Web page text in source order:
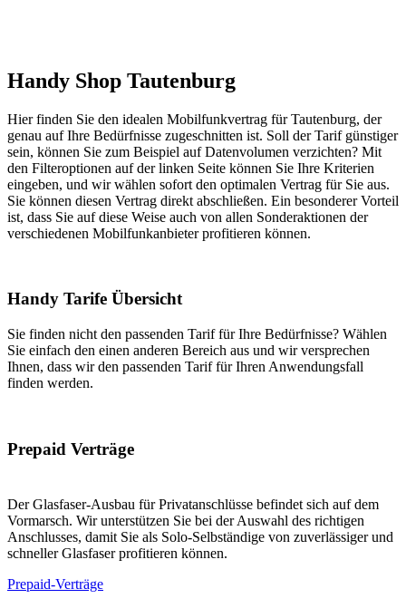
Handy Shop Tautenburg
Hier finden Sie den idealen Mobilfunkvertrag für Tautenburg, der
genau auf Ihre Bedürfnisse zugeschnitten ist. Soll der Tarif günstiger
sein, können Sie zum Beispiel auf Datenvolumen verzichten? Mit
den Filteroptionen auf der linken Seite können Sie Ihre Kriterien
eingeben, und wir wählen sofort den optimalen Vertrag für Sie aus.
Sie können diesen Vertrag direkt abschließen. Ein besonderer Vorteil
ist, dass Sie auf diese Weise auch von allen Sonderaktionen der
verschiedenen Mobilfunkanbieter profitieren können.
Handy Tarife Übersicht
Sie finden nicht den passenden Tarif für Ihre Bedürfnisse? Wählen
Sie einfach den einen anderen Bereich aus und wir versprechen
Ihnen, dass wir den passenden Tarif für Ihren Anwendungsfall
finden werden.
Prepaid Verträge
Der Glasfaser-Ausbau für Privatanschlüsse befindet sich auf dem
Vormarsch. Wir unterstützen Sie bei der Auswahl des richtigen
Anschlusses, damit Sie als Solo-Selbständige von zuverlässiger und
schneller Glasfaser profitieren können.
Prepaid-Verträge